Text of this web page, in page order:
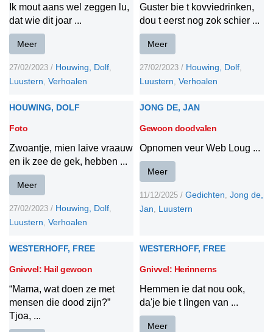
Ik mout aans wel zeggen lu,
dat wie dit joar ...
Meer
27/02/2023 / Houwing, Dolf,
Luustern, Verhoalen
Guster bie t kovviedrinken,
dou t eerst nog zok schier ...
Meer
27/02/2023 / Houwing, Dolf,
Luustern, Verhoalen
HOUWING, DOLF
Foto
Zwoantje, mien laive vraauw
en ik zee de gek, hebben ...
Meer
27/02/2023 / Houwing, Dolf,
Luustern, Verhoalen
JONG DE, JAN
Gewoon doodvalen
Opnomen veur Web Loug ...
Meer
11/12/2025 / Gedichten, Jong de,
Jan, Luustern
WESTERHOFF, FREE
Gnivvel: Hail gewoon
“Mama, wat doen ze met
mensen die dood zijn?”
Tjoa, ...
WESTERHOFF, FREE
Gnivvel: Herinnerns
Hemmen ie dat nou ook,
da'je bie t lìngen van ...
Meer